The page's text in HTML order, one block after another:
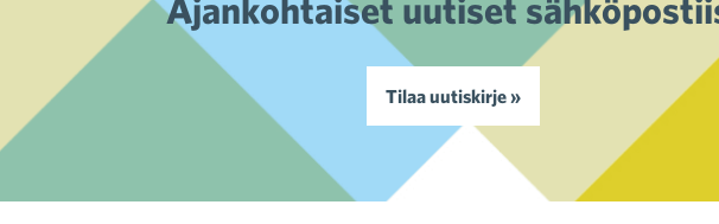
Ajankohtaiset uutiset
Tilaa uutiskirje »